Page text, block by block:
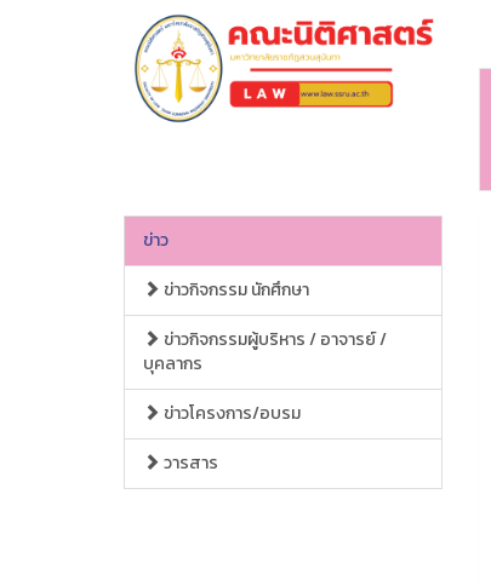
ข่าว
ข่าวกิจกรรม นักศึกษา
ข่าวกิจกรรมผู้บริหาร / อาจารย์ /
บุคลากร
ข่าวโครงการ/อบรม
วารสาร